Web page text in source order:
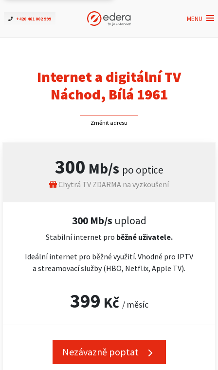
+420 461 002 999 MENU
Ověřit dostupnost
ČEZNET TV
Kontakt
Internet a digitální TV
Náchod, Bílá 1961
Změnit adresu
300 Mb/s po optice
Chytrá TV ZDARMA na vyzkoušení
300 Mb/s upload
Stabilní internet pro běžné uživatele.
Ideální internet pro běžné využití. Vhodné pro IPTV
a streamovací služby (HBO, Netflix, Apple TV).
399 Kč / měsíc
Nezávazně poptat